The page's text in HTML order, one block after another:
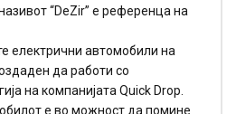
“DeZir” е референца на
електрични автомобили на
да работи со
на компанијата Quick Drop.
е во можност да помине